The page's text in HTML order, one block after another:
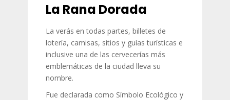
La Rana Dorada
La verás en todas partes, billetes de
lotería, camisas, sitios y guías turísticas e
inclusive una de las cervecerías más
emblemáticas de la ciudad lleva su
nombre.
Fue declarada como Símbolo Ecológico y